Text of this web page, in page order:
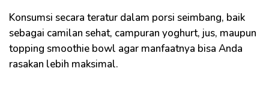
Konsumsi secara teratur dalam porsi seimbang, baik
sebagai camilan sehat, campuran yoghurt, jus, maupun
topping smoothie bowl agar manfaatnya bisa Anda
rasakan lebih maksimal.